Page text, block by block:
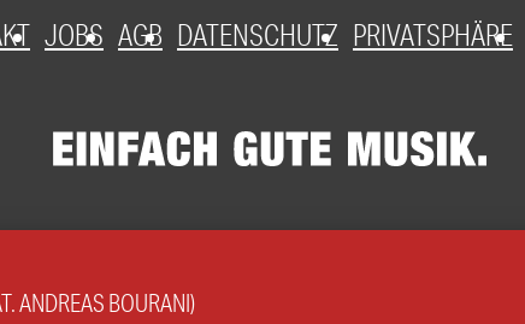
JOBS AGB DATENSCHUTZ PRIVATSPHÄRE
ANDREAS BOURANI)